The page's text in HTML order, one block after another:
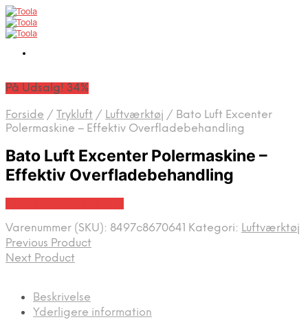
På Udsalg! 34%
Forside / Trykluft / Luftværktøj / Bato Luft Excenter
Polermaskine – Effektiv Overfladebehandling
Bato Luft Excenter Polermaskine –
Effektiv Overfladebehandling
Varenummer (SKU): 8497c8670641 Kategori: Luftværktøj
Previous Product
Next Product
Beskrivelse
Yderligere information